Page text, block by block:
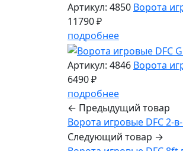
Артикул: 4850 Ворота
11790 ₽
подробнее
Артикул: 4846 Ворота
6490 ₽
подробнее
← Предыдущий товар
Ворота игровые DFC 2-
Следующий товар →